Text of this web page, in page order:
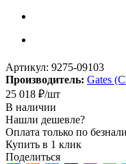
Артикул: 9275-09103
Производитель: Gates
25 018 ₽/шт
В наличии
Нашли дешевле?
Оплата только по
Купить в 1 клик
Поделиться